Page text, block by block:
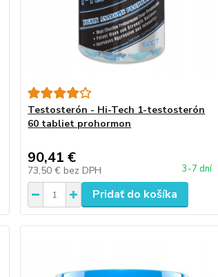
Testosterón - Hi-Tech 1-testosterón
60 tabliet prohormon
90,41 €
73,50 € bez DPH 3-7 dní
Pridať do košíka